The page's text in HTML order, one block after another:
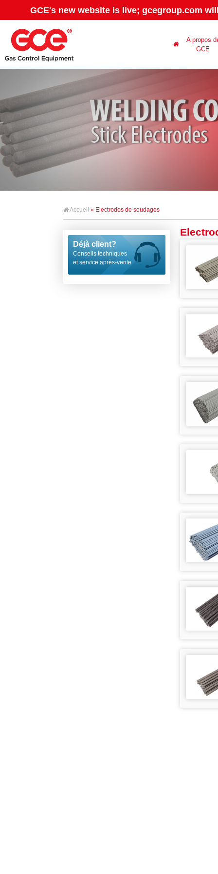
GCE's new website is live; gcegroup.com
A propos
GCE
Accueil » Electrodes de soudages
Déjà client?
Conseils techniques
et service après-vente